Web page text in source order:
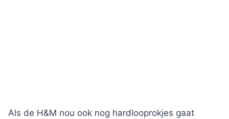
Als de H&M nou ook nog hardlooprokjes gaat